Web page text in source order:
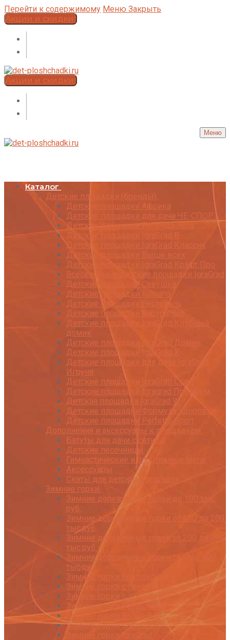
Перейти к содержимому Меню Закрыть
Акции и скидки!
Акции и скидки!
Меню
Каталог
Детские площадки (бренды)
Детские площадки Африка
Детские площадки для дачи ЧЕ-СПОРТ
Детские площадки Легенда леса
Детские площадки IgraGrad B
Детские площадки IgraGrad Классик
Детские площадки Выше всех
Детские площадки IgraGrad Крафт Про
Всесезонные детские площадки IgraGrad
Детские площадки Савушка
Детские площадки Romana
Детские площадки Вертикаль
Детские площадки Babygarden
Детские площадки IgraGrad Клубный
домик
Детские площадки IgraGrad Домик
Детские площадки IgraGrad X
Детские площадки для дачи IgraGrad
Игруня
Детские площадки IgraGrad Старт
Детские площадки Igragrad Премиум
Детская площадка IgraGrad W
Детские площадки Формула здоровья
Детские площадки Perfetto Sport
Дополнения и аксессуары к площадкам
Батуты для дачи с сеткой
Детские песочницы
Гимнастические и спортивные маты
Аксессуары
Скаты для детских площадок
Зимние горки
Зимние деревянные горки до 100 тыс.
руб.
Зимние деревянные горки от 100 до 200
тыс.руб.
Зимние деревянные горки от 200 до 300
тыс.руб.
Зимние деревянные горки свыше 300
тыс.руб.
Зимние горки без покрытия
Зимние горки с покрытием
Зимние горки с домиком
Зимние горки без домика
Зимние горки Выше Всех
Зимние горки Савушка